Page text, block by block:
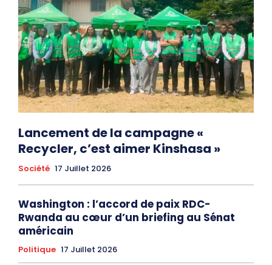
Lancement de la campagne «
Recycler, c’est aimer Kinshasa »
Société 17 Juillet 2026
Washington : l’accord de paix RDC-
Rwanda au cœur d’un briefing au Sénat
américain
Politique 17 Juillet 2026